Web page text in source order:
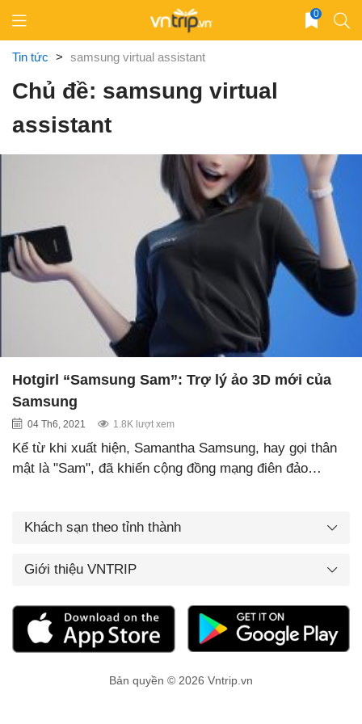
content
0
Tin tức > samsung virtual assistant
Chủ đề: samsung virtual
assistant
Hotgirl “Samsung Sam”: Trợ lý ảo 3D mới của
Samsung
04 Th6, 2021 1.8K lượt xem
Kể từ khi xuất hiện, Samantha Samsung, hay gọi thân
mật là "Sam", đã khiến cộng đồng mạng điên đảo…
Khách sạn theo tỉnh thành
Giới thiệu VNTRIP
Bản quyền © 2026 Vntrip.vn